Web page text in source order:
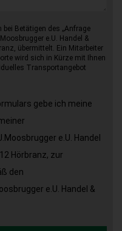
bei Betätigen des „Anfrage
e.U. Handel &
übermittelt. Ein Mitarbeiter
wird sich in Kürze mit Ihnen
Transportangebot
gebe ich meine
e.U. Handel
Hörbranz, zur
den
e.U. Handel &